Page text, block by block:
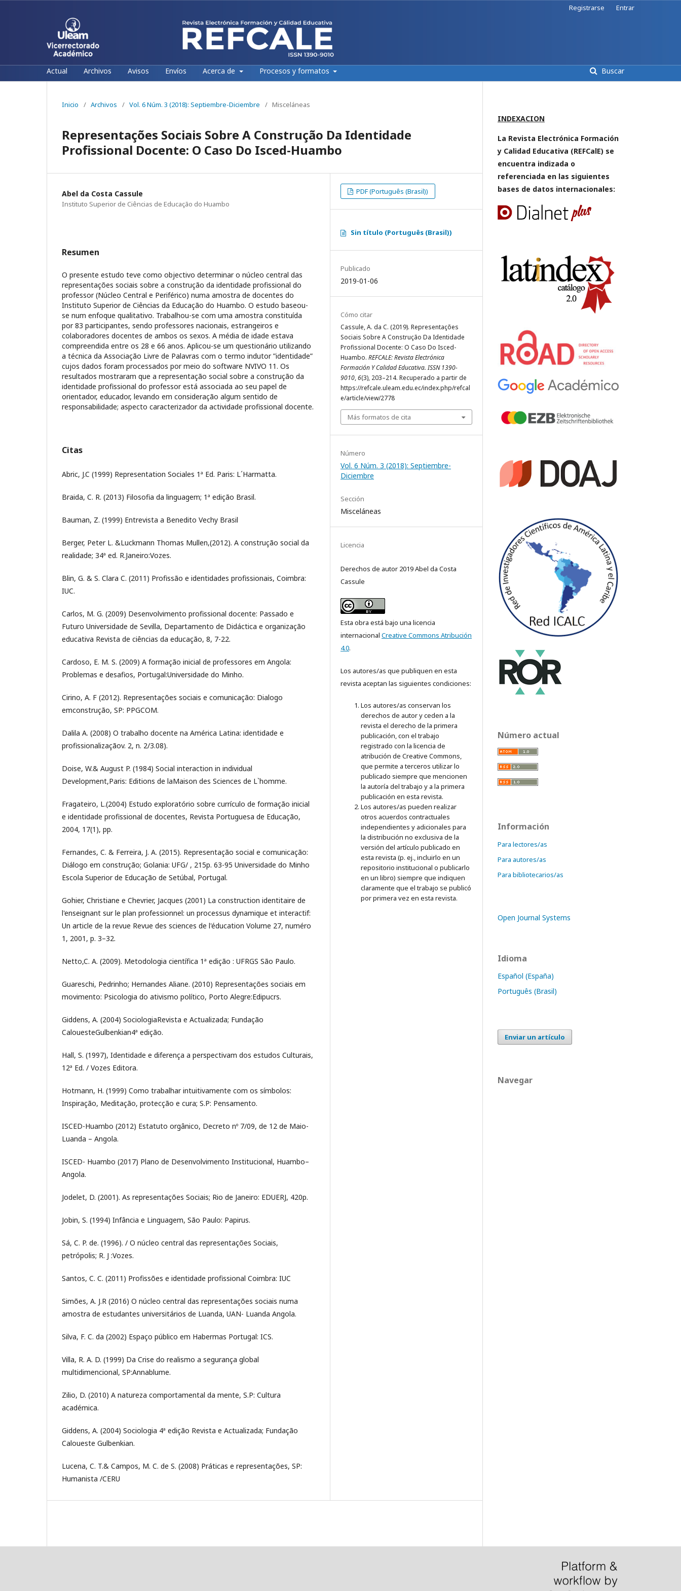
Actual Archivos Avisos Envíos Acerca de Procesos y formatos Buscar
Registrarse Entrar
Inicio / Archivos / Vol. 6 Núm. 3 (2018): Septiembre-Diciembre / Misceláneas
Representações Sociais Sobre A Construção Da Identidade
Profissional Docente: O Caso Do Isced-Huambo
Abel da Costa Cassule
Instituto Superior de Ciências de Educação do Huambo
Resumen
O presente estudo teve como objectivo determinar o núcleo central das
representações sociais sobre a construção da identidade profissional do
professor (Núcleo Central e Periférico) numa amostra de docentes do
Instituto Superior de Ciências da Educação do Huambo. O estudo baseou-
se num enfoque qualitativo. Trabalhou-se com uma amostra constituída
por 83 participantes, sendo professores nacionais, estrangeiros e
colaboradores docentes de ambos os sexos. A média de idade estava
compreendida entre os 28 e 66 anos. Aplicou-se um questionário utilizando
a técnica da Associação Livre de Palavras com o termo indutor ”identidade”
cujos dados foram processados por meio do software NVIVO 11. Os
resultados mostraram que a representação social sobre a construção da
identidade profissional do professor está associada ao seu papel de
orientador, educador, levando em consideração algum sentido de
responsabilidade; aspecto caracterizador da actividade profissional docente.
Citas
Abric, J.C (1999) Representation Sociales 1ª Ed. Paris: L´Harmatta.
Braida, C. R. (2013) Filosofia da linguagem; 1ª edição Brasil.
Bauman, Z. (1999) Entrevista a Benedito Vechy Brasil
Berger, Peter L. &Luckmann Thomas Mullen,(2012). A construção social da
realidade; 34ª ed. R.Janeiro:Vozes.
Blin, G. & S. Clara C. (2011) Profissão e identidades profissionais, Coimbra:
IUC.
Carlos, M. G. (2009) Desenvolvimento profissional docente: Passado e
Futuro Universidade de Sevilla, Departamento de Didáctica e organização
educativa Revista de ciências da educação, 8, 7-22.
Cardoso, E. M. S. (2009) A formação inicial de professores em Angola:
Problemas e desafios, Portugal:Universidade do Minho.
Cirino, A. F (2012). Representações sociais e comunicação: Dialogo
emconstrução, SP: PPGCOM.
Dalila A. (2008) O trabalho docente na América Latina: identidade e
profissionalizaçãov. 2, n. 2/3.08).
Doise, W.& August P. (1984) Social interaction in individual
Development,Paris: Editions de laMaison des Sciences de L`homme.
Fragateiro, L.(2004) Estudo exploratório sobre currículo de formação inicial
e identidade profissional de docentes, Revista Portuguesa de Educação,
2004, 17(1), pp.
Fernandes, C. & Ferreira, J. A. (2015). Representação social e comunicação:
Diálogo em construção; Golania: UFG/ , 215p. 63-95 Universidade do Minho
Escola Superior de Educação de Setúbal, Portugal.
Gohier, Christiane e Chevrier, Jacques (2001) La construction identitaire de
l'enseignant sur le plan professionnel: un processus dynamique et interactif:
Un article de la revue Revue des sciences de l'éducation Volume 27, numéro
1, 2001, p. 3–32.
Netto,C. A. (2009). Metodologia científica 1ª edição : UFRGS São Paulo.
Guareschi, Pedrinho; Hernandes Aliane. (2010) Representações sociais em
movimento: Psicologia do ativismo político, Porto Alegre:Edipucrs.
Giddens, A. (2004) SociologiaRevista e Actualizada; Fundação
CalouesteGulbenkian4ª edição.
Hall, S. (1997), Identidade e diferença a perspectivam dos estudos Culturais,
12ª Ed. / Vozes Editora.
Hotmann, H. (1999) Como trabalhar intuitivamente com os símbolos:
Inspiração, Meditação, protecção e cura; S.P: Pensamento.
ISCED-Huambo (2012) Estatuto orgânico, Decreto nº 7/09, de 12 de Maio-
Luanda – Angola.
ISCED- Huambo (2017) Plano de Desenvolvimento Institucional, Huambo–
Angola.
Jodelet, D. (2001). As representações Sociais; Rio de Janeiro: EDUERJ, 420p.
Jobin, S. (1994) Infância e Linguagem, São Paulo: Papirus.
Sá, C. P. de. (1996). / O núcleo central das representações Sociais,
petrópolis; R. J :Vozes.
Santos, C. C. (2011) Profissões e identidade profissional Coimbra: IUC
Simões, A. J.R (2016) O núcleo central das representações sociais numa
amostra de estudantes universitários de Luanda, UAN- Luanda Angola.
Silva, F. C. da (2002) Espaço público em Habermas Portugal: ICS.
Villa, R. A. D. (1999) Da Crise do realismo a segurança global
multidimencional, SP:Annablume.
Zilio, D. (2010) A natureza comportamental da mente, S.P: Cultura
académica.
Giddens, A. (2004) Sociologia 4ª edição Revista e Actualizada; Fundação
Caloueste Gulbenkian.
Lucena, C. T.& Campos, M. C. de S. (2008) Práticas e representações, SP:
Humanista /CERU
PDF (Português (Brasil))
Sin título (Português (Brasil))
Publicado
2019-01-06
Cómo citar
Cassule, A. da C. (2019). Representações
Sociais Sobre A Construção Da Identidade
Profissional Docente: O Caso Do Isced-
Huambo. REFCALE: Revista Electrónica
Formación Y Calidad Educativa. ISSN 1390-
9010,6(3), 203–214. Recuperado a partir de
https://refcale.uleam.edu.ec/index.php/refcal
e/article/view/2778
Más formatos de cita
Número
Vol. 6 Núm. 3 (2018): Septiembre-
Diciembre
Sección
Misceláneas
Licencia
Derechos de autor 2019 Abel da Costa
Cassule
Esta obra está bajo una licencia
internacional Creative Commons Atribución
4.0.
Los autores/as que publiquen en esta
revista aceptan las siguientes condiciones:
Los autores/as conservan los
derechos de autor y ceden a la
revista el derecho de la primera
publicación, con el trabajo
registrado con la licencia de
atribución de Creative Commons,
que permite a terceros utilizar lo
publicado siempre que mencionen
la autoría del trabajo y a la primera
publicación en esta revista.
Los autores/as pueden realizar
otros acuerdos contractuales
independientes y adicionales para
la distribución no exclusiva de la
versión del artículo publicado en
esta revista (p. ej., incluirlo en un
repositorio institucional o publicarlo
en un libro) siempre que indiquen
claramente que el trabajo se publicó
por primera vez en esta revista.
INDEXACION
La Revista Electrónica Formación
y Calidad Educativa (REFCalE) se
encuentra indizada o
referenciada en las siguientes
bases de datos internacionales:
Número actual
Información
Para lectores/as
Para autores/as
Para bibliotecarios/as
Open Journal Systems
Idioma
Español (España)
Português (Brasil)
Enviar un artículo
Navegar